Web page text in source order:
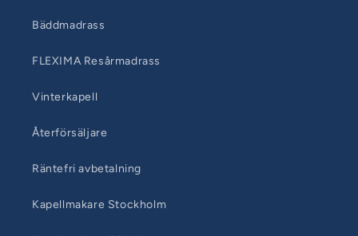
Bäddmadrass
FLEXIMA Resårmadrass
Vinterkapell
Återförsäljare
Räntefri avbetalning
Kapellmakare Stockholm